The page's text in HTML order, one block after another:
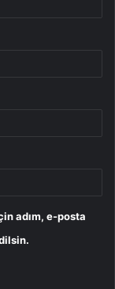
adım, e-posta